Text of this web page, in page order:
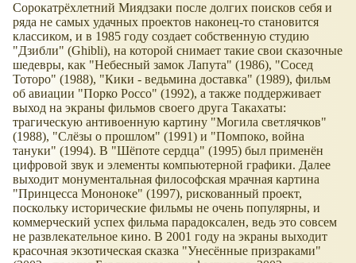
Сорокатрёхлетний Миядзаки после долгих поисков себя и
ряда не самых удачных проектов наконец-то становится
классиком, и в 1985 году создает собственную студию
"Дзибли" (Ghibli), на которой снимает такие свои сказочные
шедевры, как "Небесный замок Лапута" (1986), "Сосед
Тоторо" (1988), "Кики - ведьмина доставка" (1989), фильм
об авиации "Порко Россо" (1992), а также поддерживает
выход на экраны фильмов своего друга Такахаты:
трагическую антивоенную картину "Могила светлячков"
(1988), "Слёзы о прошлом" (1991) и "Помпоко, война
тануки" (1994). В "Шёпоте сердца" (1995) был применён
цифровой звук и элементы компьютерной графики. Далее
выходит монументальная философская мрачная картина
"Принцесса Мононоке" (1997), рискованный проект,
поскольку исторические фильмы не очень популярны, и
коммерческий успех фильма парадоксален, ведь это совсем
не развлекательное кино. В 2001 году на экраны выходит
красочная экзотическая сказка "Унесённые призраками"